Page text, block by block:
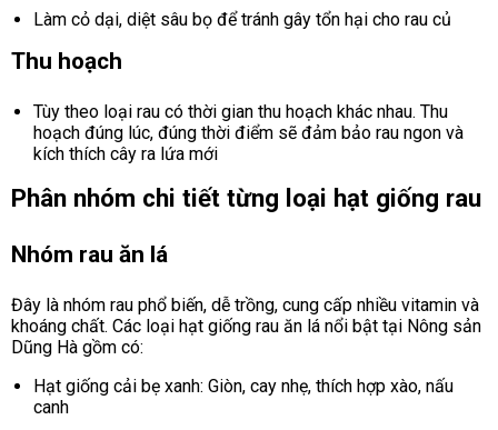
Làm cỏ dại, diệt sâu bọ để tránh gây tổn hại cho rau củ
Thu hoạch
Tùy theo loại rau có thời gian thu hoạch khác nhau. Thu
hoạch đúng lúc, đúng thời điểm sẽ đảm bảo rau ngon và
kích thích cây ra lứa mới
Phân nhóm chi tiết từng loại hạt giống rau
Nhóm rau ăn lá
Đây là nhóm rau phổ biến, dễ trồng, cung cấp nhiều vitamin và
khoáng chất. Các loại hạt giống rau ăn lá nổi bật tại Nông sản
Dũng Hà gồm có:
Hạt giống cải bẹ xanh: Giòn, cay nhẹ, thích hợp xào, nấu
canh